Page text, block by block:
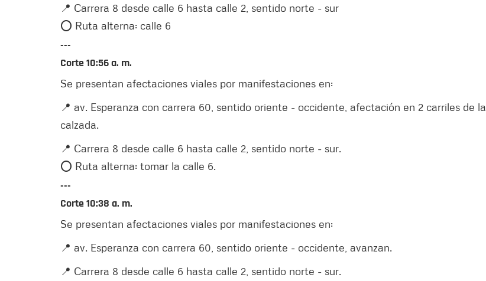
📍 Carrera 8 desde calle 6 hasta calle 2, sentido norte - sur
⭕️ Ruta alterna: calle 6
---
Corte 10:56 a. m.
Se presentan afectaciones viales por manifestaciones en:
📍 av. Esperanza con carrera 60, sentido oriente - occidente, afectación en 2 carriles de la
calzada.
📍 Carrera 8 desde calle 6 hasta calle 2, sentido norte - sur.
⭕️ Ruta alterna: tomar la calle 6.
---
Corte 10:38 a. m.
Se presentan afectaciones viales por manifestaciones en:
📍 av. Esperanza con carrera 60, sentido oriente - occidente, avanzan.
📍 Carrera 8 desde calle 6 hasta calle 2, sentido norte - sur.